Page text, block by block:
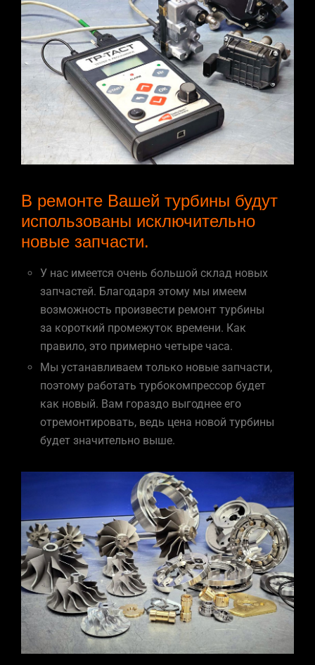
В ремонте Вашей турбины будут
использованы исключительно
новые запчасти.
У нас имеется очень большой склад новых
запчастей. Благодаря этому мы имеем
возможность произвести ремонт турбины
за короткий промежуток времени. Как
правило, это примерно четыре часа.
Мы устанавливаем только новые запчасти,
поэтому работать турбокомпрессор будет
как новый. Вам гораздо выгоднее его
отремонтировать, ведь цена новой турбины
будет значительно выше.